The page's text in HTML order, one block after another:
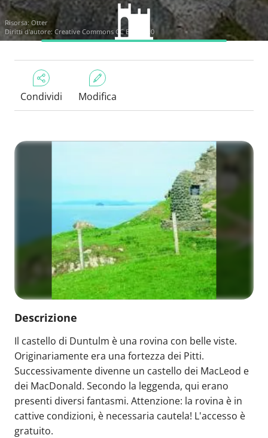
Risorsa:Otter
Diritti d'autore: Creative Commons CC BY-SA 3.0
Condividi Modifica
Descrizione
Il castello di Duntulm è una rovina con belle viste.
Originariamente era una fortezza dei Pitti.
Successivamente divenne un castello dei MacLeod e
dei MacDonald. Secondo la leggenda, qui erano
presenti diversi fantasmi. Attenzione: la rovina è in
cattive condizioni, è necessaria cautela! L'accesso è
gratuito.